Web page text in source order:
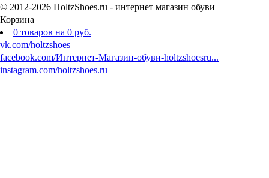
© 2012-2026 HoltzShoes.ru - интернет магазин обуви
Корзина
0 товаров на 0 руб.
vk.com/holtzshoes
facebook.com/Интернет-Магазин-обуви-holtzshoesru...
instagram.com/holtzshoes.ru